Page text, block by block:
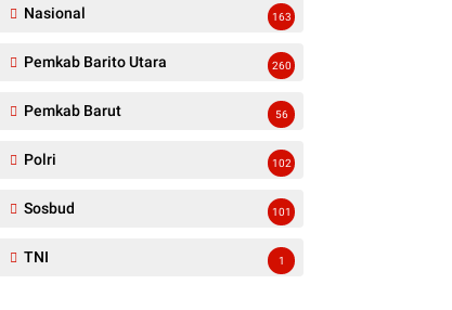
Nasional 163
Pemkab Barito Utara 260
Pemkab Barut 56
Polri 102
Sosbud 101
TNI 1